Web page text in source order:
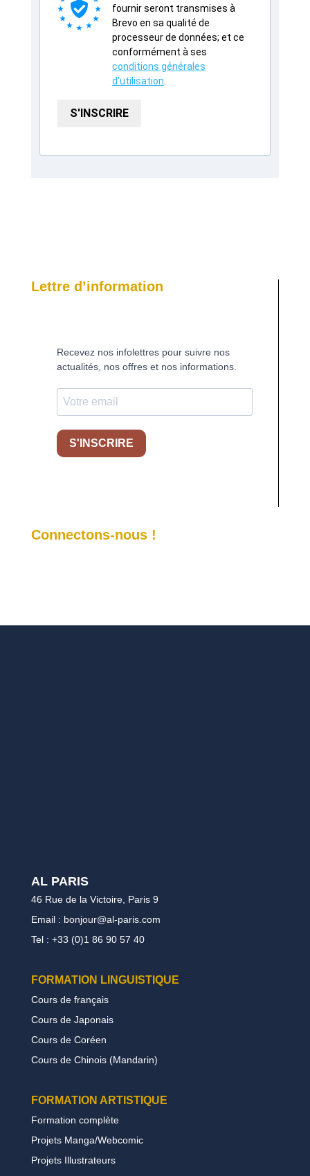
fournir seront transmises à
Brevo en sa qualité de
processeur de données; et ce
conformément à ses
conditions générales
d'utilisation
S'INSCRIRE
Lettre d’information
Recevez nos infolettres pour suivre nos
actualités, nos offres et nos informations.
S'INSCRIRE
Connectons-nous !
AL PARIS
46 Rue de la Victoire, Paris 9
Email : bonjour@al-paris.com
Tel : +33 (0)1 86 90 57 40
FORMATION LINGUISTIQUE
Cours de français
Cours de Japonais
Cours de Coréen
Cours de Chinois (Mandarin)
FORMATION ARTISTIQUE
Formation complète
Projets Manga/Webcomic
Projets Illustrateurs